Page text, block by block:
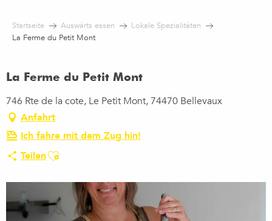
contenu
Startseite Auswärts essen
Lokale Spezialitäten
La Ferme du Petit Mont
La Ferme du Petit Mont
746 Rte de la cote, Le Petit Mont, 74470 Bellevaux
Anfahrt
Ich fahre mit dem Zug hin!
TeilenAjouter aux favoris